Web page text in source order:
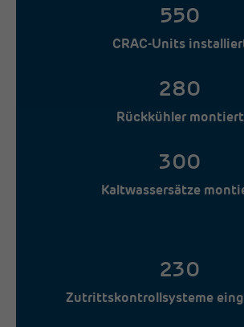
550
CRAC-Units
280
Rückkühler montiert
300
Kaltwassersätze
230
Zutrittskontrollsysteme